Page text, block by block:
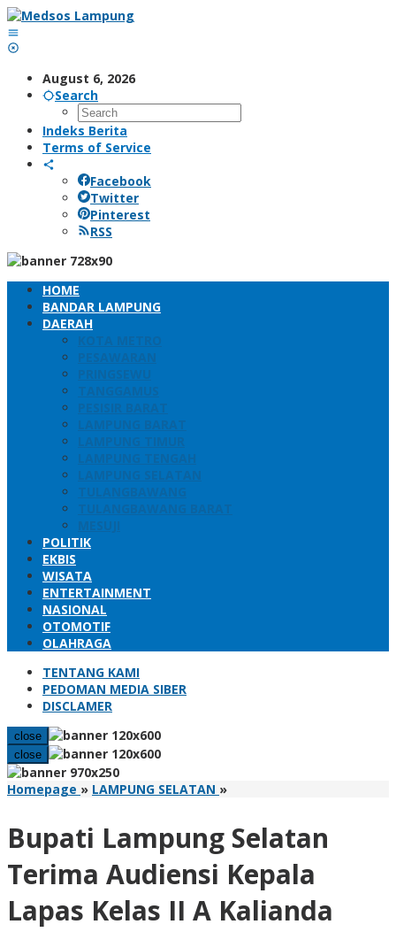
Skip
to
content
August 6, 2026
Search
Indeks Berita
Terms of Service
Facebook
Twitter
Pinterest
RSS
HOME
BANDAR LAMPUNG
DAERAH
KOTA METRO
PESAWARAN
PRINGSEWU
TANGGAMUS
PESISIR BARAT
LAMPUNG BARAT
LAMPUNG TIMUR
LAMPUNG TENGAH
LAMPUNG SELATAN
TULANGBAWANG
TULANGBAWANG BARAT
MESUJI
POLITIK
EKBIS
WISATA
ENTERTAINMENT
NASIONAL
OTOMOTIF
OLAHRAGA
TENTANG KAMI
PEDOMAN MEDIA SIBER
DISCLAMER
close
close
Homepage » LAMPUNG SELATAN »Bupati
Terima
Kepala
Lapas
Kelas
II
Bupati Lampung Selatan
Terima Audiensi Kepala
Lapas Kelas II A Kalianda